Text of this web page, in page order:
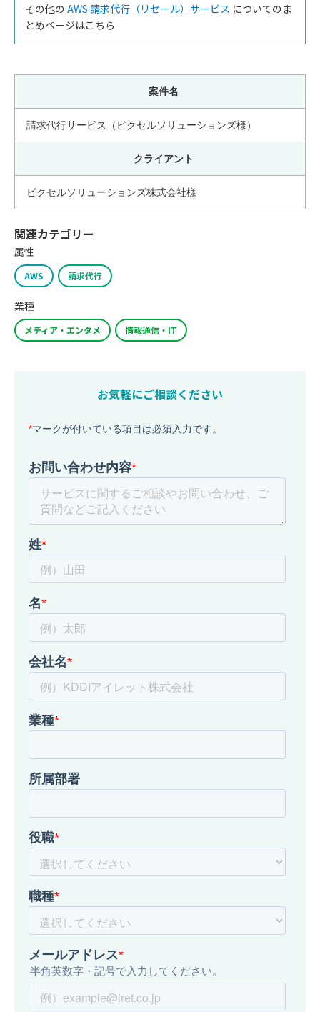
その他の AWS 請求代行（リセール）サービス についてのま
とめページはこちら
案件名
請求代行サービス（ピクセルソリューションズ様）
クライアント
ピクセルソリューションズ株式会社様
関連カテゴリー
属性
AWS 請求代行
業種
メディア・エンタメ 情報通信・IT
お気軽にご相談ください